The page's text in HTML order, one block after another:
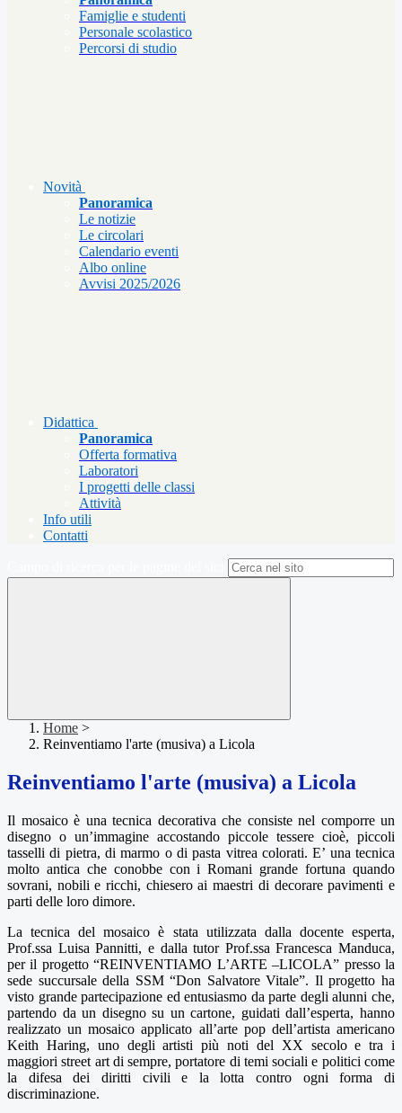
Famiglie e studenti
Personale scolastico
Percorsi di studio
Novità
Panoramica
Le notizie
Le circolari
Calendario eventi
Albo online
Avvisi 2025/2026
Didattica
Panoramica
Offerta formativa
Laboratori
I progetti delle classi
Attività
Info utili
Contatti
Home >
Reinventiamo l'arte (musiva) a Licola
Reinventiamo l'arte (musiva) a Licola
Il mosaico è una tecnica decorativa che consiste nel comporre un
disegno o un’immagine accostando piccole tessere cioè, piccoli
tasselli di pietra, di marmo o di pasta vitrea colorati. E’ una tecnica
molto antica che conobbe con i Romani grande fortuna quando
sovrani, nobili e ricchi, chiesero ai maestri di decorare pavimenti e
parti delle loro dimore.
La tecnica del mosaico è stata utilizzata dalla docente esperta,
Prof.ssa Luisa Pannitti, e dalla tutor Prof.ssa Francesca Manduca,
per il progetto “REINVENTIAMO L’ARTE –LICOLA” presso la
sede succursale della SSM “Don Salvatore Vitale”. Il progetto ha
visto grande partecipazione ed entusiasmo da parte degli alunni che,
partendo da un disegno su un cartone, guidati dall’esperta, hanno
realizzato un mosaico applicato all’arte pop dell’artista americano
Keith Haring, uno degli artisti più noti del XX secolo e tra i
maggiori street art di sempre, portatore di temi sociali e politici come
la difesa dei diritti civili e la lotta contro ogni forma di
discriminazione.